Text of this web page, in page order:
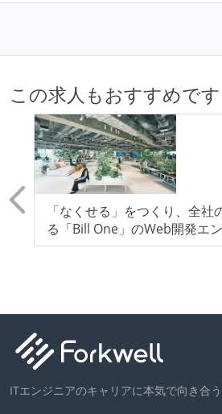
この求人もおすすめです
「なくせる」をつくり、全社
る「Bill One」のWeb開発エ
ITエンジニアのキャリアに本気で向き合